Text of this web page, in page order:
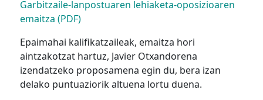
Garbitzaile-lanpostuaren lehiaketa-oposizioaren
emaitza (PDF)
Epaimahai kalifikatzaileak, emaitza hori
aintzakotzat hartuz, Javier Otxandorena
izendatzeko proposamena egin du, bera izan
delako puntuaziorik altuena lortu duena.